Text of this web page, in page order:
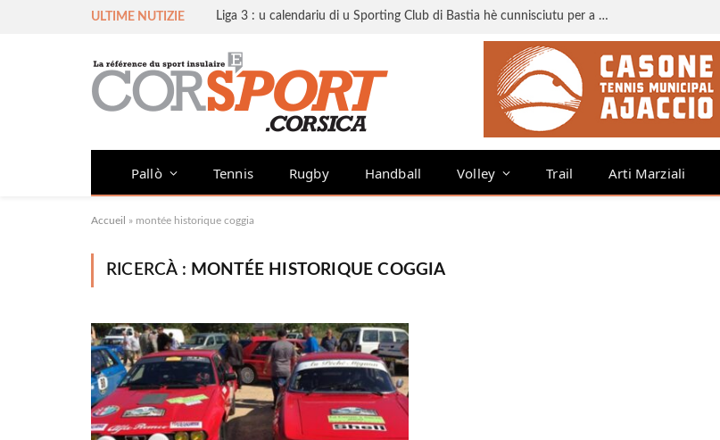
ULTIME NUTIZIE Liga 3 : u calendariu di u Sporting Club di Bastia hè cunnisciutu per a staghjoni 2026-2027
Pallò Tennis Rugby Handball Volley Trail Arti Marziali
Accueil » montée historique coggia
RICERCÀ : MONTÉE HISTORIQUE COGGIA